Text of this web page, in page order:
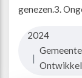
genezen.3.
2024
|